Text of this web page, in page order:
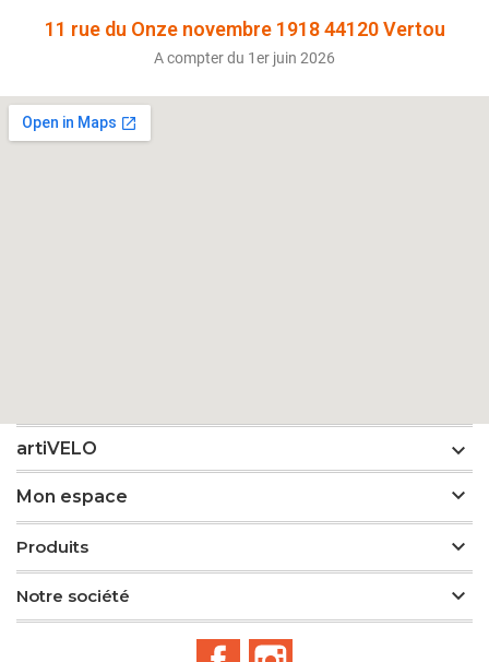
11 rue du Onze novembre 1918 44120 Vertou
A compter du 1er juin 2026
artiVELO 
Mon espace 
Produits 
Notre société 
Facebook